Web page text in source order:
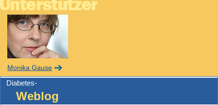
Monika Gause
Diabetes-
Weblog